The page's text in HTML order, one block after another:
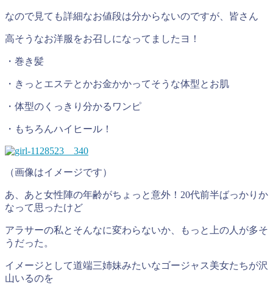
なので見ても詳細なお値段は分からないのですが、皆さん
高そうなお洋服をお召しになってましたヨ！
・巻き髪
・きっとエステとかお金かかってそうな体型とお肌
・体型のくっきり分かるワンピ
・もちろんハイヒール！
（画像はイメージです）
あ、あと女性陣の年齢がちょっと意外！20代前半ばっかりか
なって思ったけど
アラサーの私とそんなに変わらないか、もっと上の人が多そ
うだった。
イメージとして道端三姉妹みたいなゴージャス美女たちが沢
山いるのを